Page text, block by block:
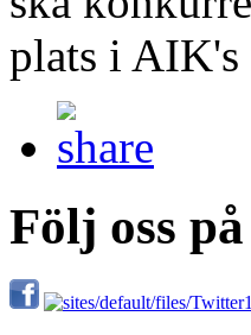
plats i AIK's
Följ oss